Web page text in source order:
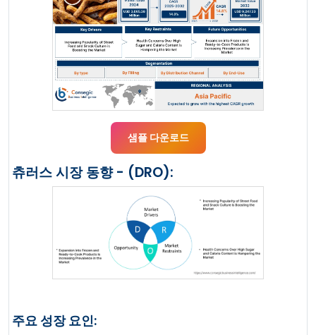
샘플 다운로드
츄러스 시장 동향 - (DRO):
주요 성장 요인: